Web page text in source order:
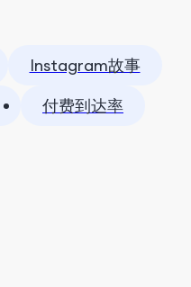
Instagram故事
付费到达率